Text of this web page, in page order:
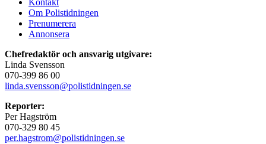
Kontakt
Om Polistidningen
Prenumerera
Annonsera
Chefredaktör och ansvarig utgivare:
Linda Svensson
070-399 86 00
linda.svensson@polistidningen.se
Reporter:
Per Hagström
070-329 80 45
per.hagstrom@polistidningen.se